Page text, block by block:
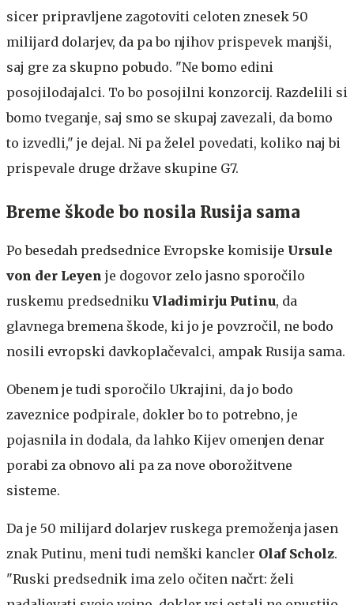
sicer pripravljene zagotoviti celoten znesek 50
milijard dolarjev, da pa bo njihov prispevek manjši,
saj gre za skupno pobudo. "Ne bomo edini
posojilodajalci. To bo posojilni konzorcij. Razdelili si
bomo tveganje, saj smo se skupaj zavezali, da bomo
to izvedli," je dejal. Ni pa želel povedati, koliko naj bi
prispevale druge države skupine G7.
Breme škode bo nosila Rusija sama
Po besedah predsednice Evropske komisije Ursule
von der Leyen je dogovor zelo jasno sporočilo
ruskemu predsedniku Vladimirju Putinu, da
glavnega bremena škode, ki jo je povzročil, ne bodo
nosili evropski davkoplačevalci, ampak Rusija sama.
Obenem je tudi sporočilo Ukrajini, da jo bodo
zaveznice podpirale, dokler bo to potrebno, je
pojasnila in dodala, da lahko Kijev omenjen denar
porabi za obnovo ali pa za nove oborožitvene
sisteme.
Da je 50 milijard dolarjev ruskega premoženja jasen
znak Putinu, meni tudi nemški kancler Olaf Scholz.
"Ruski predsednik ima zelo očiten načrt: želi